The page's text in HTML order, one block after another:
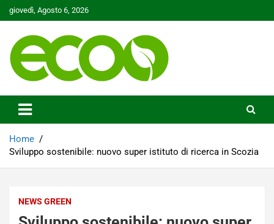
Skip
to
giovedì, Agosto 6, 2026
Ecoo.it
Home
Sviluppo sostenibile: nuovo super istituto di ricerca in Scozia
NEWS GREEN